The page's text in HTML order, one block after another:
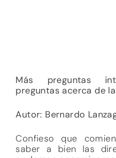
Más preguntas
preguntas acerca de
Autor: Bernardo
Confieso que
saber a bien las